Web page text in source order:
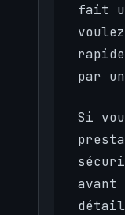
fait
par
Si